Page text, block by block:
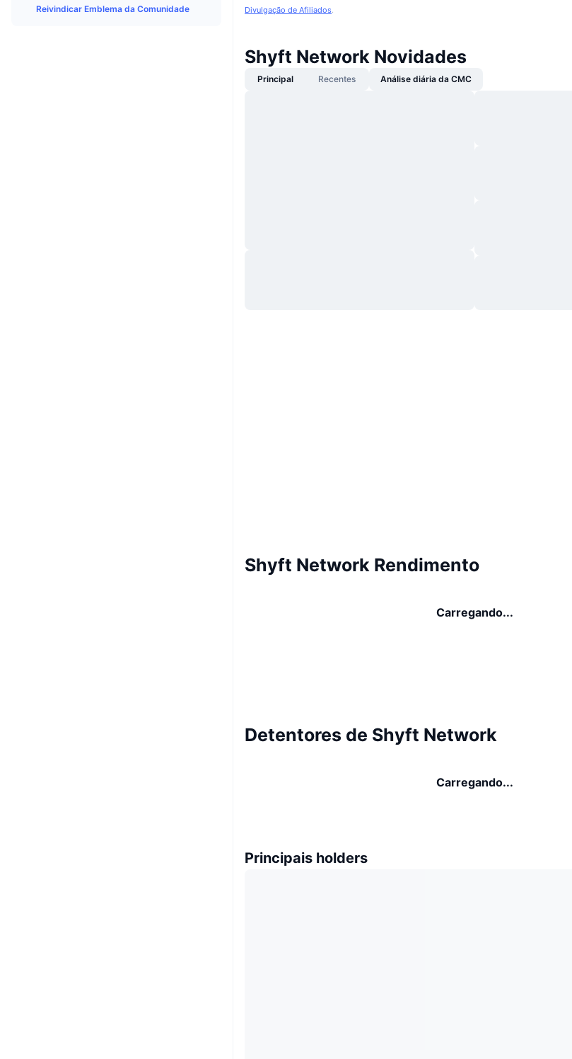
Reivindicar Emblema da Comunidade
Divulgação de Afiliados.
Shyft Network Novidades
Principal Recentes Análise diária da CMC
Shyft Network Rendimento
Carregando...
Detentores de Shyft Network
Carregando...
Principais holders